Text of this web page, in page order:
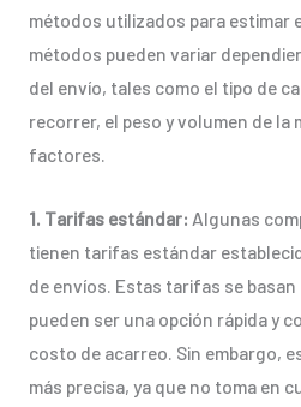
métodos utilizados para estimar
métodos pueden variar
del envío, tales como el tipo de
recorrer, el peso y volumen de
factores.
1. Tarifas estándar: Algunas
tienen tarifas estándar
de envíos. Estas tarifas se
pueden ser una opción rápida y
costo de acarreo. Sin embargo,
más precisa, ya que no toma en